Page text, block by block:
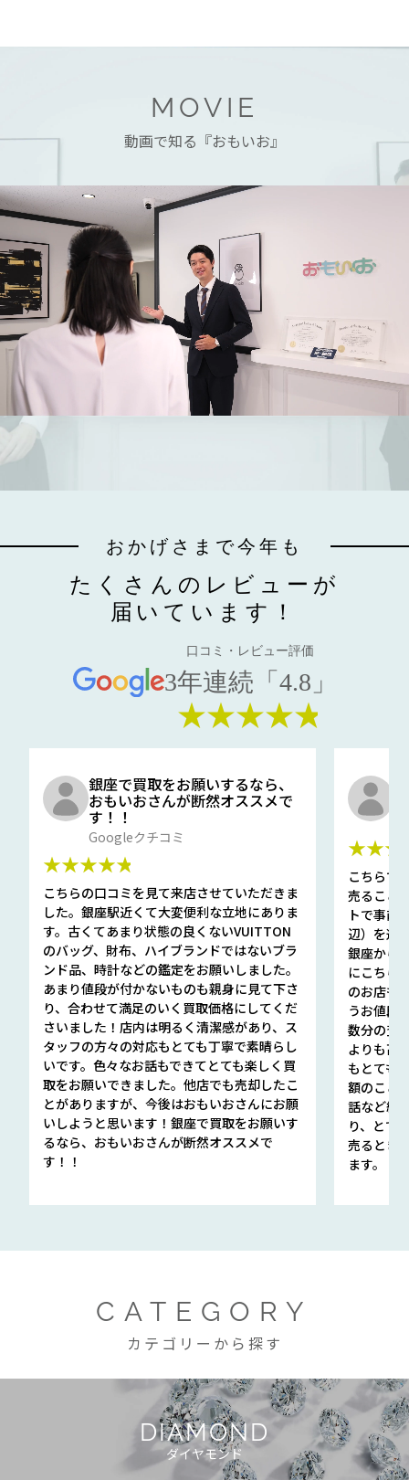
MOVIE
動画で知る『おもいお』
おかげさまで今年も
たくさんのレビューが
届いています！
口コミ・レビュー評価
3年連続「4.8」
★★★★★
銀座で買取をお願いするなら、
おもいおさんが断然オススメで
す！！
Googleクチコミ
★★★★★
こちらの口コミを見て来店させていただきま
した。銀座駅近くて大変便利な立地にありま
す。古くてあまり状態の良くないVUITTON
のバッグ、財布、ハイブランドではないブラ
ンド品、時計などの鑑定をお願いしました。
あまり値段が付かないものも親身に見て下さ
り、合わせて満足のいく買取価格にしてくだ
さいました！店内は明るく清潔感があり、ス
タッフの方々の対応もとても丁寧で素晴らし
いです。色々なお話もできてとても楽しく買
取をお願いできました。他店でも売却したこ
とがありますが、今後はおもいおさんにお願
いしようと思います！銀座で買取をお願いす
るなら、おもいおさんが断然オススメで
す！！
こちらで
売ること
トで事前
辺）を選
銀座から
にこちら
のお店も
うお値段
数分の査
よりも高
もとても
額のこと
話など細
り、とて
売るとき
ます。
CATEGORY
カテゴリーから探す
DIAMOND
ダイヤモンド